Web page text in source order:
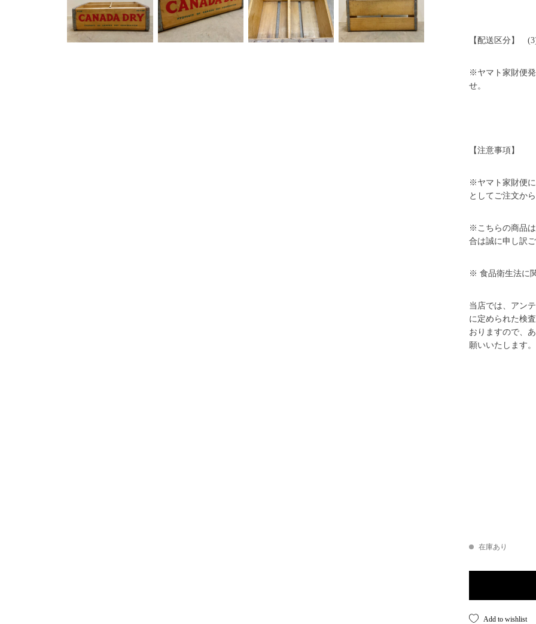
【配送区分】
※ヤマト家財便
せ。
【注意事項】
※ヤマト家財便
としてご注文か
※こちらの商品
合は誠に申し訳
※ 食品衛生法に
当店では、アン
に定められた検
おりますので、
願いいたします。
在庫あり
Add to wishlist